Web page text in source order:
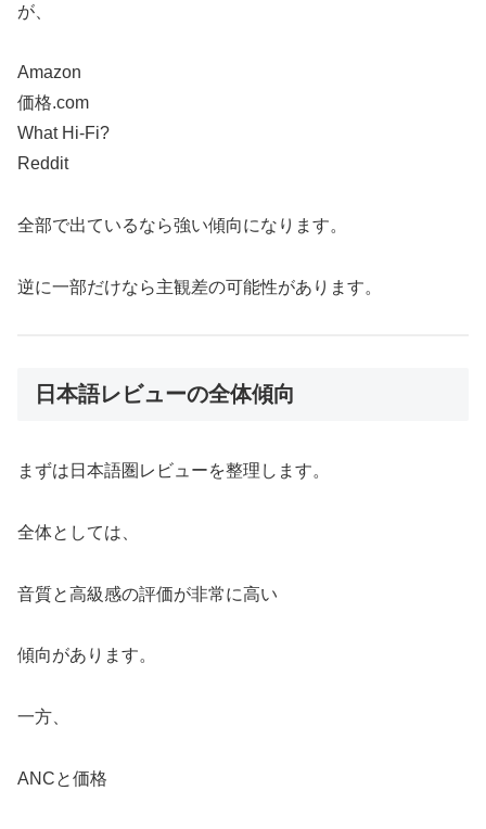
が、
Amazon
価格.com
What Hi-Fi?
Reddit
全部で出ているなら強い傾向になります。
逆に一部だけなら主観差の可能性があります。
日本語レビューの全体傾向
まずは日本語圏レビューを整理します。
全体としては、
音質と高級感の評価が非常に高い
傾向があります。
一方、
ANCと価格